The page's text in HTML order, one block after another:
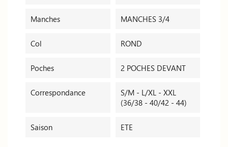
Manches MANCHES 3/4
Col ROND
Poches 2 POCHES DEVANT
Correspondance
S/M - L/XL - XXL
(36/38 - 40/42 - 44)
Saison ETE